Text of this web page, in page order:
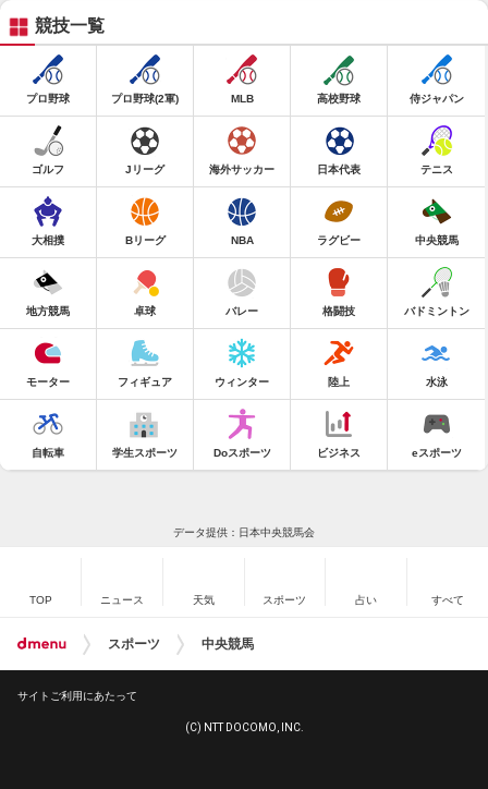
競技一覧
プロ野球 プロ野球(2軍) MLB 高校野球 侍ジャパン
ゴルフ Jリーグ 海外サッカー 日本代表 テニス
大相撲 Bリーグ NBA ラグビー 中央競馬
地方競馬 卓球 バレー 格闘技 バドミントン
モーター フィギュア ウィンター 陸上 水泳
自転車 学生スポーツ Doスポーツ ビジネス eスポーツ
データ提供：日本中央競馬会
TOP ニュース 天気 スポーツ 占い すべて
スポーツ 中央競馬
サイトご利用にあたって
(C) NTT DOCOMO, INC.